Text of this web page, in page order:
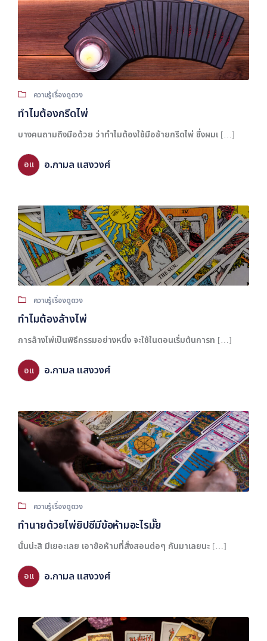
ความรู้เรื่องดูดวง
ทำไมต้องกรีดไพ่
บางคนถามถึงมือด้วย ว่าทำไมต้องใช้มือซ้ายกรีดไพ่ ซึ่งผมเ […]
อแ อ.กามล แสงวงศ์
ความรู้เรื่องดูดวง
ทำไมต้องล้างไพ่
การล้างไพ่เป็นพิธีกรรมอย่างหนึ่ง จะใช้ในตอนเริ่มต้นการท […]
อแ อ.กามล แสงวงศ์
ความรู้เรื่องดูดวง
ทำนายด้วยไพ่ยิปซีมีข้อห้ามอะไรมั๊ย
นั่นน่ะสิ มีเยอะเลย เอาข้อห้ามที่สั่งสอนต่อๆ กันมาเลยนะ […]
อแ อ.กามล แสงวงศ์